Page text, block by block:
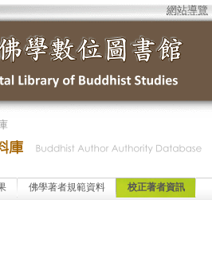
網站導覽
佛學著者規範資料 校正著者資訊